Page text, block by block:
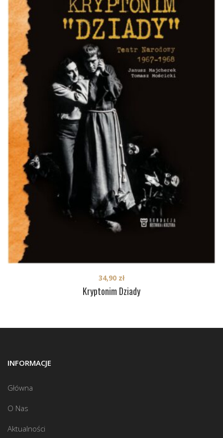
Kryptonim Dziady
34,90 zł
INFORMACJE
Główna
O Nas
Aktualności